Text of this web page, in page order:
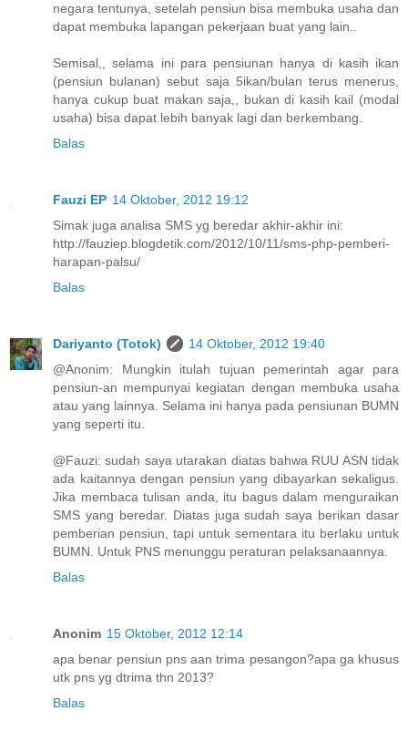
negara tentunya, setelah pensiun bisa membuka usaha dan
dapat membuka lapangan pekerjaan buat yang lain..
Semisal,, selama ini para pensiunan hanya di kasih ikan
(pensiun bulanan) sebut saja 5ikan/bulan terus menerus,
hanya cukup buat makan saja,, bukan di kasih kail (modal
usaha) bisa dapat lebih banyak lagi dan berkembang.
Balas
Fauzi EP 14 Oktober, 2012 19:12
Simak juga analisa SMS yg beredar akhir-akhir ini:
http://fauziep.blogdetik.com/2012/10/11/sms-php-pemberi-
harapan-palsu/
Balas
Dariyanto (Totok)
14 Oktober, 2012 19:40
@Anonim: Mungkin itulah tujuan pemerintah agar para
pensiun-an mempunyai kegiatan dengan membuka usaha
atau yang lainnya. Selama ini hanya pada pensiunan BUMN
yang seperti itu.
@Fauzi: sudah saya utarakan diatas bahwa RUU ASN tidak
ada kaitannya dengan pensiun yang dibayarkan sekaligus.
Jika membaca tulisan anda, itu bagus dalam menguraikan
SMS yang beredar. Diatas juga sudah saya berikan dasar
pemberian pensiun, tapi untuk sementara itu berlaku untuk
BUMN. Untuk PNS menunggu peraturan pelaksanaannya.
Balas
Anonim 15 Oktober, 2012 12:14
apa benar pensiun pns aan trima pesangon?apa ga khusus
utk pns yg dtrima thn 2013?
Balas